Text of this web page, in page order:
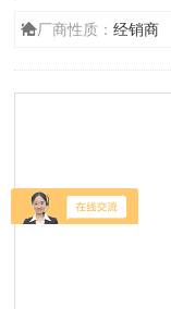
厂商性质：经销商